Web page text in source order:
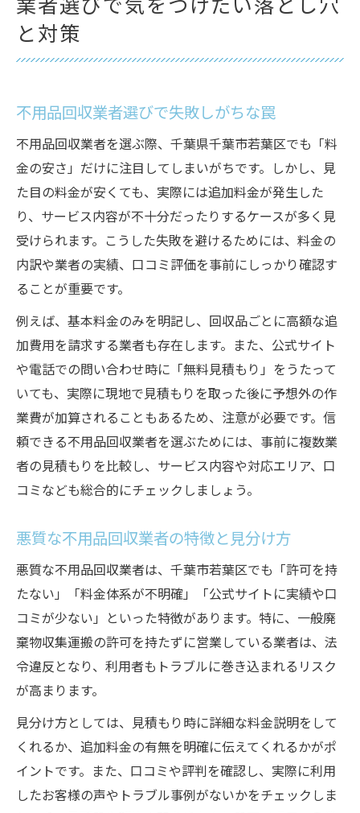
業者選びで気をつけたい落とし穴
と対策
不用品回収業者選びで失敗しがちな罠
不用品回収業者を選ぶ際、千葉県千葉市若葉区でも「料
金の安さ」だけに注目してしまいがちです。しかし、見
た目の料金が安くても、実際には追加料金が発生した
り、サービス内容が不十分だったりするケースが多く見
受けられます。こうした失敗を避けるためには、料金の
内訳や業者の実績、口コミ評価を事前にしっかり確認す
ることが重要です。
例えば、基本料金のみを明記し、回収品ごとに高額な追
加費用を請求する業者も存在します。また、公式サイト
や電話での問い合わせ時に「無料見積もり」をうたって
いても、実際に現地で見積もりを取った後に予想外の作
業費が加算されることもあるため、注意が必要です。信
頼できる不用品回収業者を選ぶためには、事前に複数業
者の見積もりを比較し、サービス内容や対応エリア、口
コミなども総合的にチェックしましょう。
悪質な不用品回収業者の特徴と見分け方
悪質な不用品回収業者は、千葉市若葉区でも「許可を持
たない」「料金体系が不明確」「公式サイトに実績や口
コミが少ない」といった特徴があります。特に、一般廃
棄物収集運搬の許可を持たずに営業している業者は、法
令違反となり、利用者もトラブルに巻き込まれるリスク
が高まります。
見分け方としては、見積もり時に詳細な料金説明をして
くれるか、追加料金の有無を明確に伝えてくれるかがポ
イントです。また、口コミや評判を確認し、実際に利用
したお客様の声やトラブル事例がないかをチェックしま